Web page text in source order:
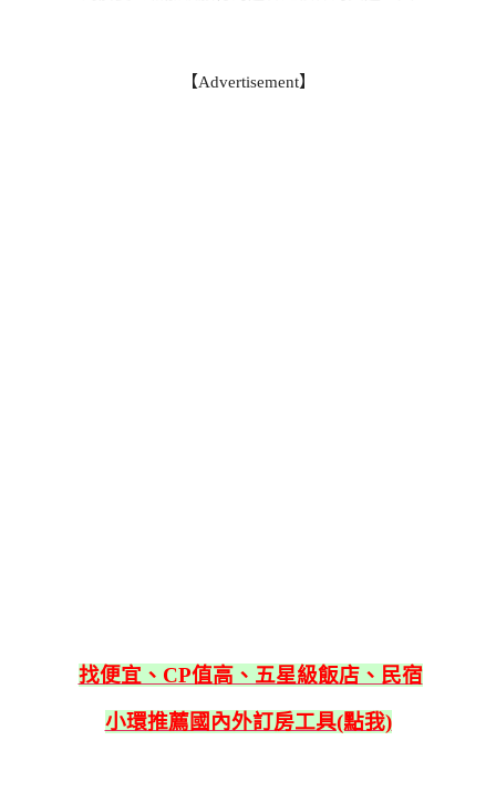
【Advertisement】
找便宜、CP值高、五星級飯店、民宿
小環推薦國內外訂房工具(點我)